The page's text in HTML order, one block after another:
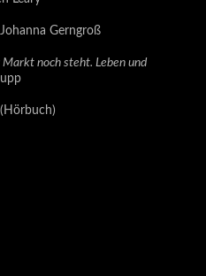
Gerngroß
noch steht. Leben und